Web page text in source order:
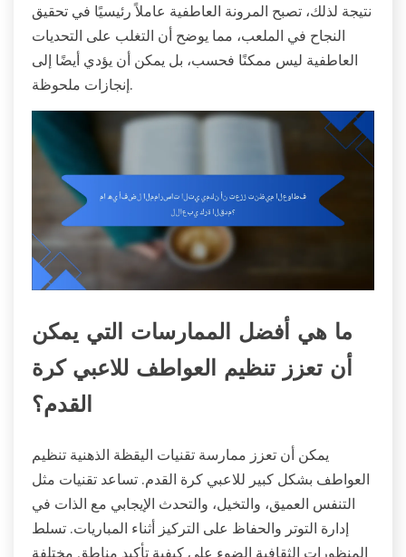
نتيجة لذلك، تصبح المرونة العاطفية عاملاً رئيسيًا في تحقيق
النجاح في الملعب، مما يوضح أن التغلب على التحديات
العاطفية ليس ممكنًا فحسب، بل يمكن أن يؤدي أيضًا إلى
إنجازات ملحوظة.
ما هي أفضل الممارسات التي يمكن
أن تعزز تنظيم العواطف للاعبي كرة
القدم؟
يمكن أن تعزز ممارسة تقنيات اليقظة الذهنية تنظيم
العواطف بشكل كبير للاعبي كرة القدم. تساعد تقنيات مثل
التنفس العميق، والتخيل، والتحدث الإيجابي مع الذات في
إدارة التوتر والحفاظ على التركيز أثناء المباريات. تسلط
المنظورات الثقافية الضوء على كيفية تأكيد مناطق مختلفة